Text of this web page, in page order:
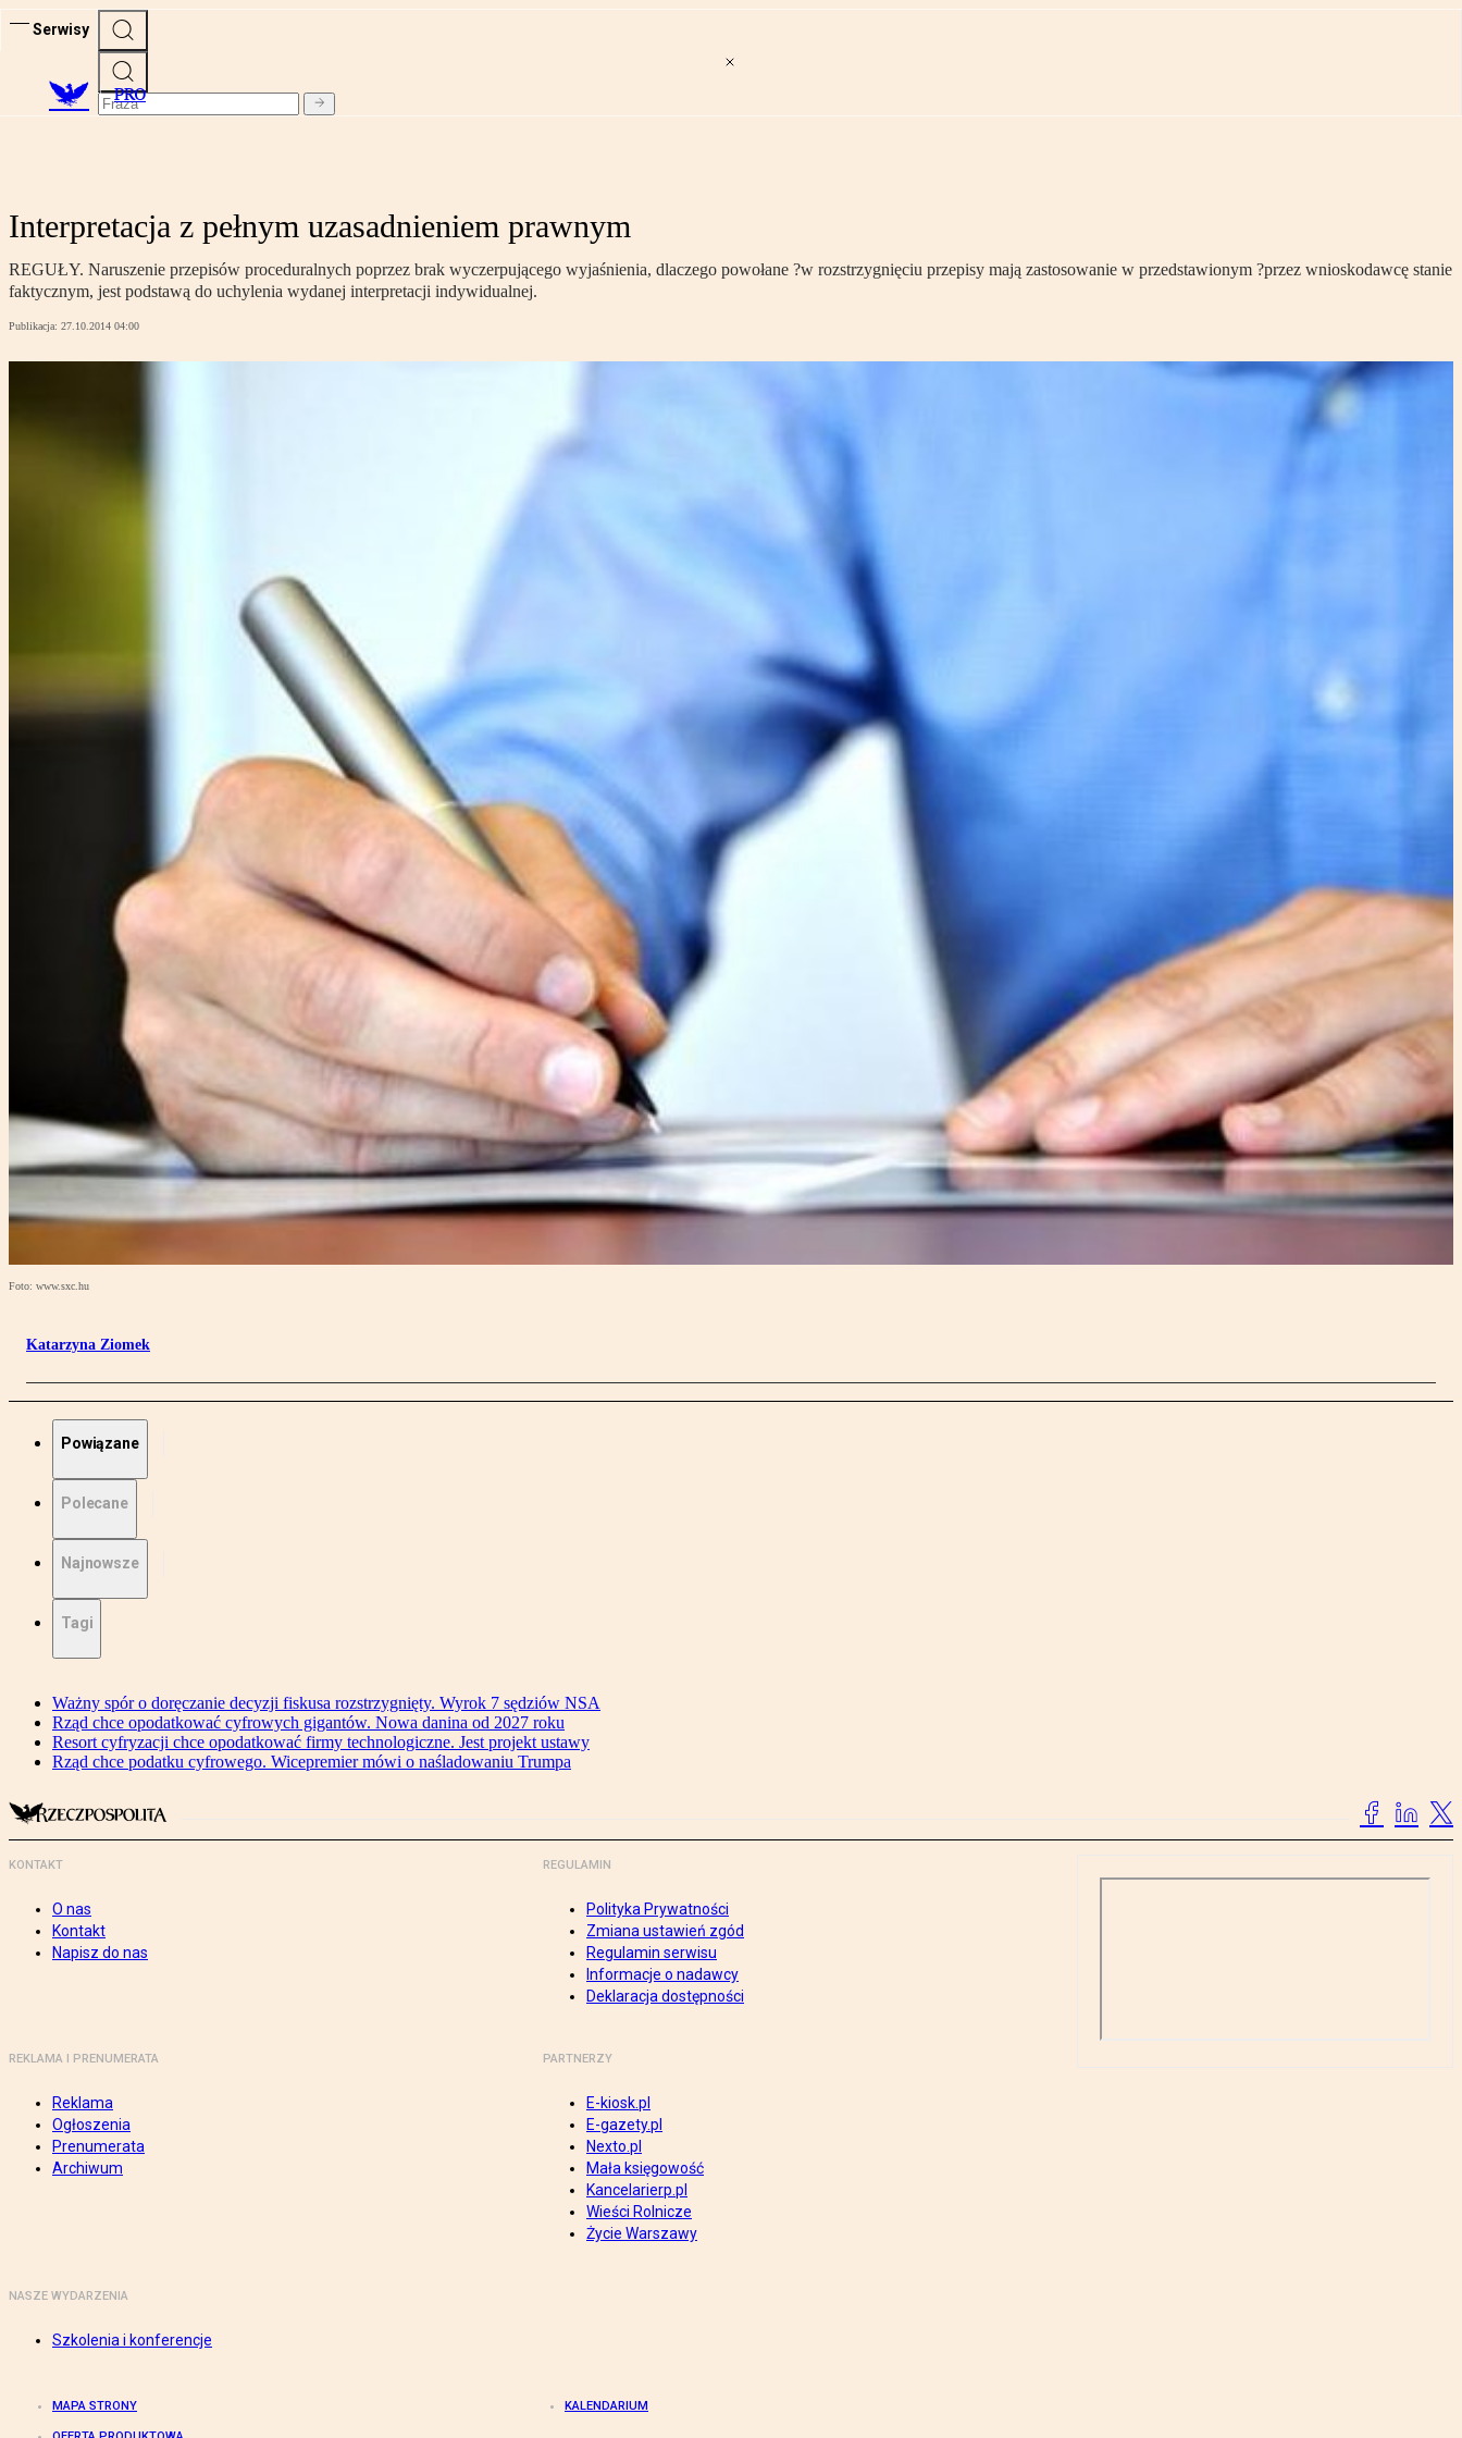
Serwisy
PRO
Interpretacja z pełnym uzasadnieniem prawnym
REGUŁY. Naruszenie przepisów proceduralnych poprzez brak wyczerpującego wyjaśnienia, dlaczego powołane ?w rozstrzygnięciu przepisy mają zastosowanie w przedstawionym ?przez wnioskodawcę stanie
faktycznym, jest podstawą do uchylenia wydanej interpretacji indywidualnej.
Publikacja: 27.10.2014 04:00
Foto: www.sxc.hu
Katarzyna Ziomek
Powiązane
Polecane
Najnowsze
Tagi
Ważny spór o doręczanie decyzji fiskusa rozstrzygnięty. Wyrok 7 sędziów NSA
Rząd chce opodatkować cyfrowych gigantów. Nowa danina od 2027 roku
Resort cyfryzacji chce opodatkować firmy technologiczne. Jest projekt ustawy
Rząd chce podatku cyfrowego. Wicepremier mówi o naśladowaniu Trumpa
KONTAKT
O nas
Kontakt
Napisz do nas
REGULAMIN
Polityka Prywatności
Zmiana ustawień zgód
Regulamin serwisu
Informacje o nadawcy
Deklaracja dostępności
REKLAMA I PRENUMERATA
Reklama
Ogłoszenia
Prenumerata
Archiwum
PARTNERZY
E-kiosk.pl
E-gazety.pl
Nexto.pl
Mała księgowość
Kancelarierp.pl
Wieści Rolnicze
Życie Warszawy
NASZE WYDARZENIA
Szkolenia i konferencje
MAPA STRONY KALENDARIUM